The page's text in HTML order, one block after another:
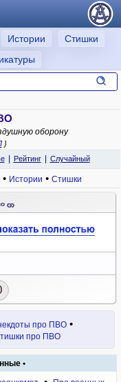
Истории
Стишки
оборону
}
Рейтинг Случайный
• Истории • Стишки
про ПВО •
про ПВО
•